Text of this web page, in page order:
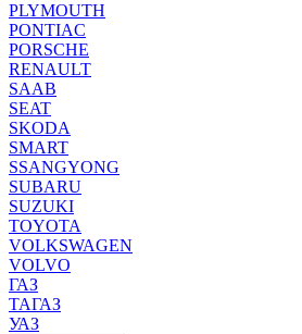
PLYMOUTH
PONTIAC
PORSCHE
RENAULT
SAAB
SEAT
SKODA
SMART
SSANGYONG
SUBARU
SUZUKI
TOYOTA
VOLKSWAGEN
VOLVO
ГАЗ
ТАГАЗ
УАЗ